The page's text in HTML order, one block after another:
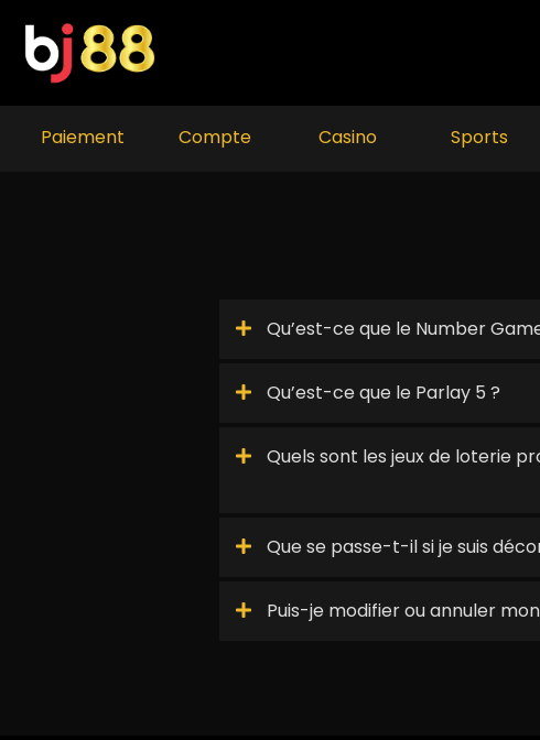
content
Paiement Compte Casino Sports
Qu’est-ce que le Number
Qu’est-ce que le Parlay 5 ?
Quels sont les jeux de loterie
Que se passe-t-il si je suis
Puis-je modifier ou annuler